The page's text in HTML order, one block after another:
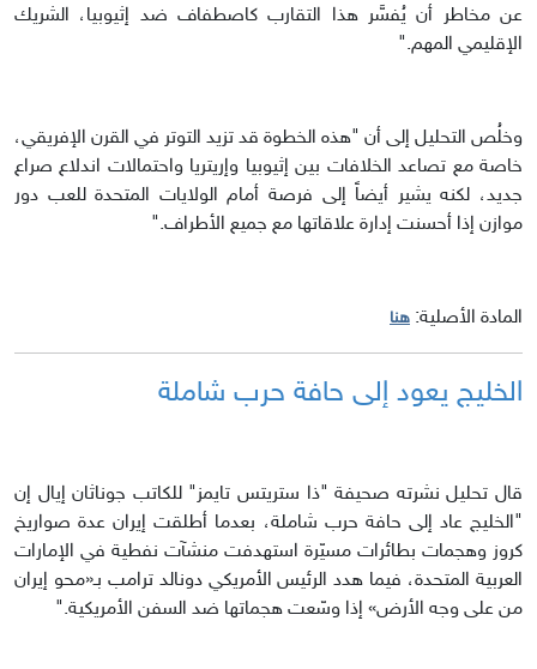
عن مخاطر أن يُفسَّر هذا التقارب كاصطفاف ضد إثيوبيا، الشريك
الإقليمي المهم."
وخلُص التحليل إلى أن "هذه الخطوة قد تزيد التوتر في القرن الإفريقي،
خاصة مع تصاعد الخلافات بين إثيوبيا وإريتريا واحتمالات اندلاع صراع
جديد، لكنه يشير أيضاً إلى فرصة أمام الولايات المتحدة للعب دور
موازن إذا أحسنت إدارة علاقاتها مع جميع الأطراف."
المادة الأصلية: هنا
الخليج يعود إلى حافة حرب شاملة
قال تحليل نشرته صحيفة "ذا ستريتس تايمز" للكاتب جوناثان إيال إن
"الخليج عاد إلى حافة حرب شاملة، بعدما أطلقت إيران عدة صواريخ
كروز وهجمات بطائرات مسيّرة استهدفت منشآت نفطية في الإمارات
العربية المتحدة، فيما هدد الرئيس الأمريكي دونالد ترامب بـ«محو إيران
من على وجه الأرض» إذا وسّعت هجماتها ضد السفن الأمريكية."